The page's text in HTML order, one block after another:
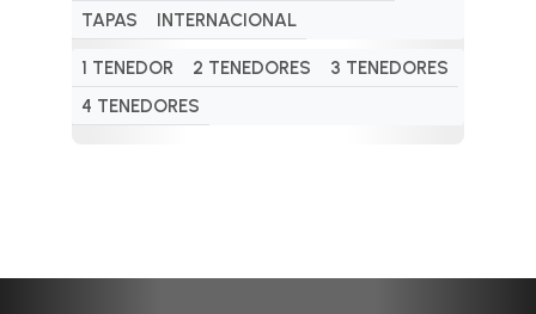
TAPAS
INTERNACIONAL
1 TENEDOR 2 TENEDORES
3 TENEDORES
4 TENEDORES